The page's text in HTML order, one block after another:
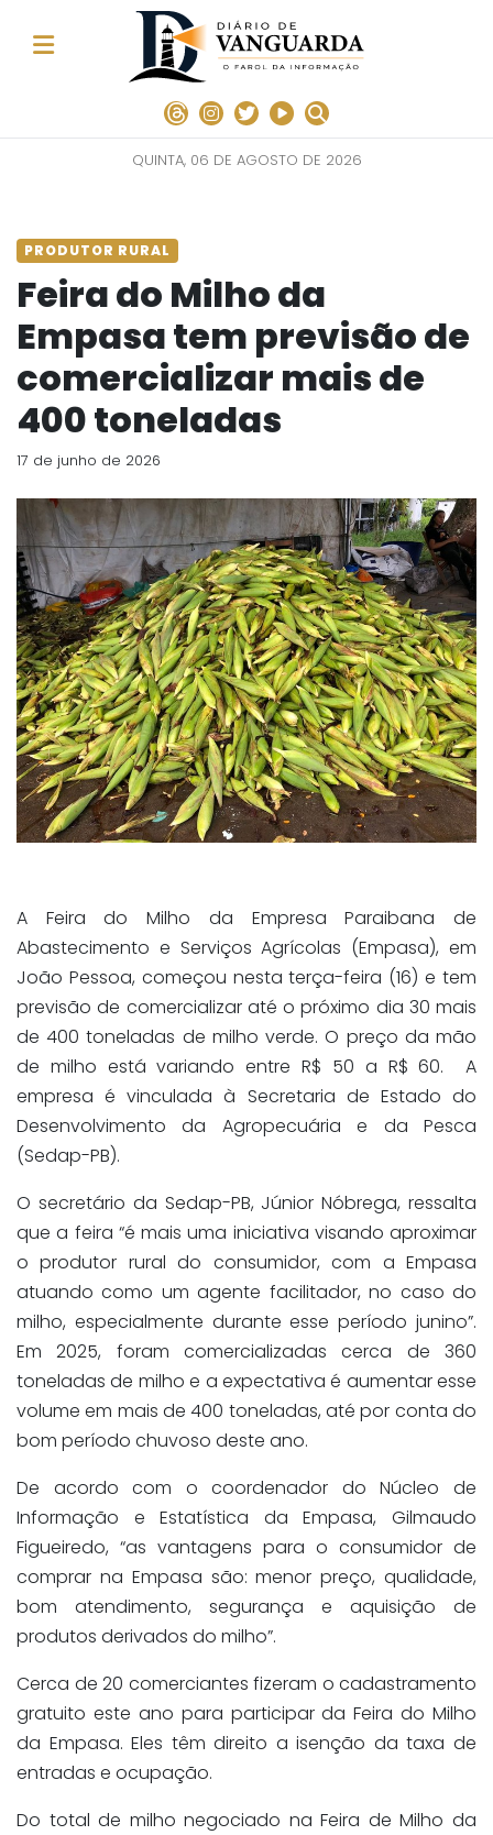
QUINTA, 06 DE AGOSTO DE 2026
PRODUTOR RURAL
Feira do Milho da
Empasa tem previsão de
comercializar mais de
400 toneladas
17 de junho de 2026
A Feira do Milho da Empresa Paraibana de
Abastecimento e Serviços Agrícolas (Empasa), em
João Pessoa, começou nesta terça-feira (16) e tem
previsão de comercializar até o próximo dia 30 mais
de 400 toneladas de milho verde. O preço da mão
de milho está variando entre R$ 50 a R$ 60. A
empresa é vinculada à Secretaria de Estado do
Desenvolvimento da Agropecuária e da Pesca
(Sedap-PB).
O secretário da Sedap-PB, Júnior Nóbrega, ressalta
que a feira “é mais uma iniciativa visando aproximar
o produtor rural do consumidor, com a Empasa
atuando como um agente facilitador, no caso do
milho, especialmente durante esse período junino”.
Em 2025, foram comercializadas cerca de 360
toneladas de milho e a expectativa é aumentar esse
volume em mais de 400 toneladas, até por conta do
bom período chuvoso deste ano.
De acordo com o coordenador do Núcleo de
Informação e Estatística da Empasa, Gilmaudo
Figueiredo, “as vantagens para o consumidor de
comprar na Empasa são: menor preço, qualidade,
bom atendimento, segurança e aquisição de
produtos derivados do milho”.
Cerca de 20 comerciantes fizeram o cadastramento
gratuito este ano para participar da Feira do Milho
da Empasa. Eles têm direito a isenção da taxa de
entradas e ocupação.
Do total de milho negociado na Feira de Milho da